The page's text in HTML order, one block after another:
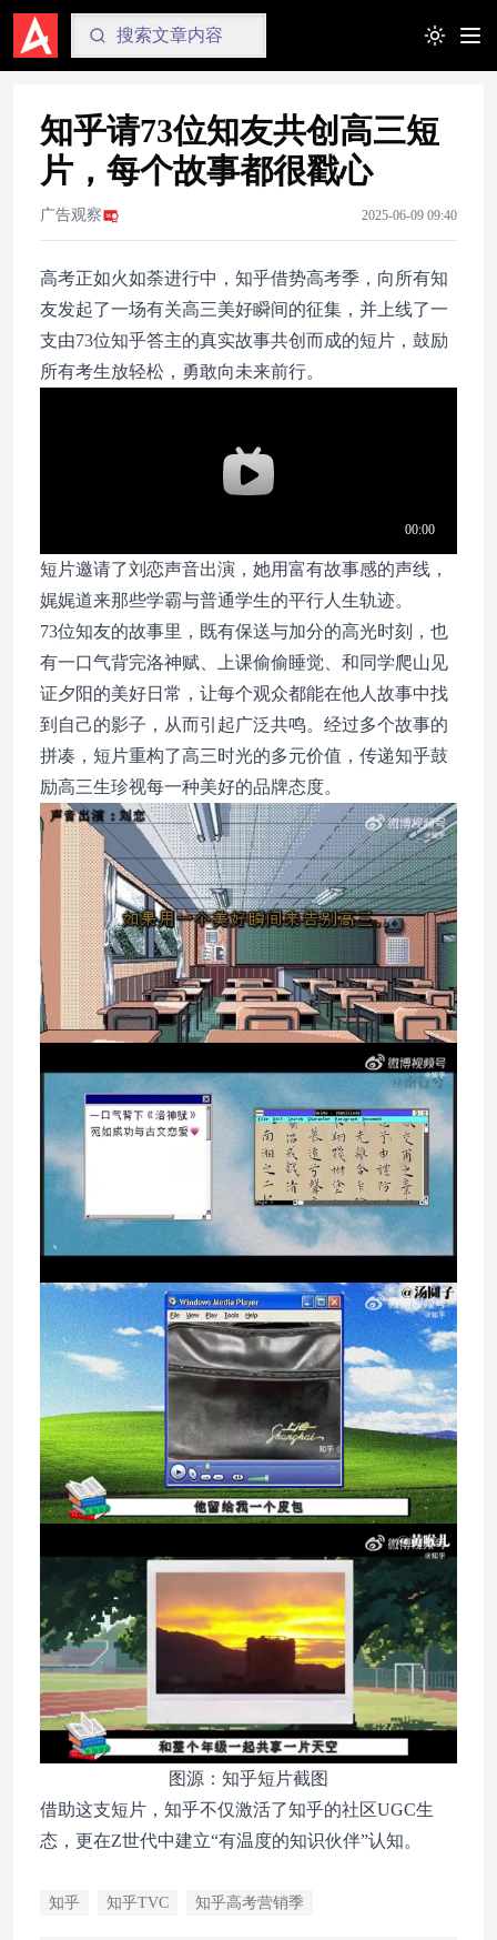
Toggle
知乎请73位知友共创高三短
片，每个故事都很戳心
广告观察 2025-06-09 09:40
高考正如火如荼进行中，知乎借势高考季，向所有知
友发起了一场有关高三美好瞬间的征集，并上线了一
支由73位知乎答主的真实故事共创而成的短片，鼓励
所有考生放轻松，勇敢向未来前行。
短片邀请了刘恋声音出演，她用富有故事感的声线，
娓娓道来那些学霸与普通学生的平行人生轨迹。
73位知友的故事里，既有保送与加分的高光时刻，也
有一口气背完洛神赋、上课偷偷睡觉、和同学爬山见
证夕阳的美好日常，让每个观众都能在他人故事中找
到自己的影子，从而引起广泛共鸣。经过多个故事的
拼凑，短片重构了高三时光的多元价值，传递知乎鼓
励高三生珍视每一种美好的品牌态度。
图源：知乎短片截图
借助这支短片，知乎不仅激活了知乎的社区UGC生
态，更在Z世代中建立“有温度的知识伙伴”认知。
知乎 知乎TVC 知乎高考营销季